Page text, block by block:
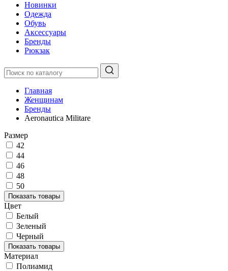
Новинки
Одежда
Обувь
Аксессуары
Бренды
Рюкзак
Главная
Женщинам
Бренды
Aeronautica Militare
Размер
42
44
46
48
50
Показать товары
Цвет
Белый
Зеленый
Черный
Показать товары
Материал
Полиамид